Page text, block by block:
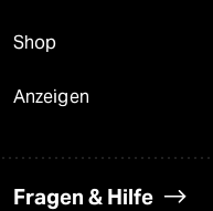
Shop
Anzeigen
Fragen & Hilfe